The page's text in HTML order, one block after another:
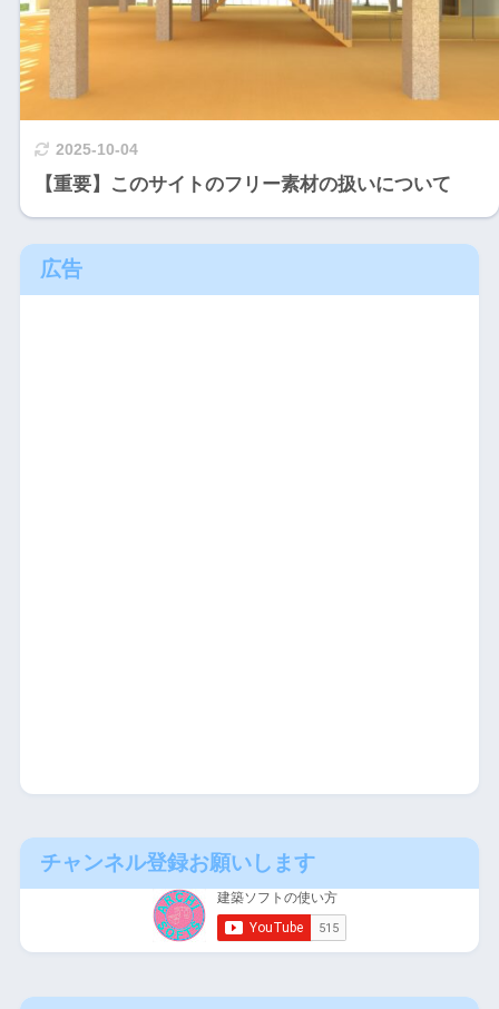
2025-10-04
【重要】このサイトのフリー素材の扱いについて
広告
チャンネル登録お願いします